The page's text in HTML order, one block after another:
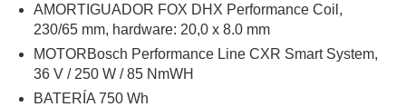
AMORTIGUADOR FOX DHX Performance Coil,
230/65 mm, hardware: 20,0 x 8.0 mm
MOTORBosch Performance Line CXR Smart System,
36 V / 250 W / 85 NmWH
BATERÍA 750 Wh